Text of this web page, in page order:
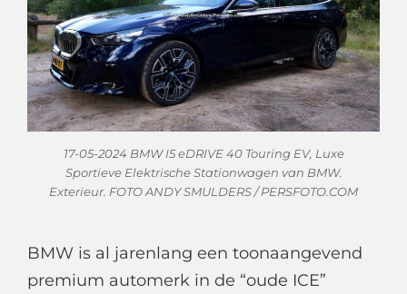
17-05-2024 BMW I5 eDRIVE 40 Touring EV, Luxe
Sportieve Elektrische Stationwagen van BMW.
Exterieur. FOTO ANDY SMULDERS / PERSFOTO.COM
BMW is al jarenlang een toonaangevend
premium automerk in de “oude ICE”